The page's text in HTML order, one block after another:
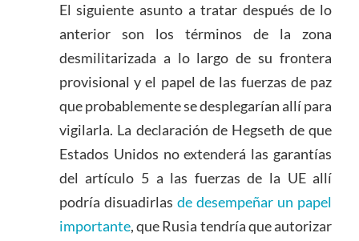
El siguiente asunto a tratar después de lo
anterior son los términos de la zona
desmilitarizada a lo largo de su frontera
provisional y el papel de las fuerzas de paz
que probablemente se desplegarían allí para
vigilarla. La declaración de Hegseth de que
Estados Unidos no extenderá las garantías
del artículo 5 a las fuerzas de la UE allí
podría disuadirlas de desempeñar un papel
importante, que Rusia tendría que autorizar